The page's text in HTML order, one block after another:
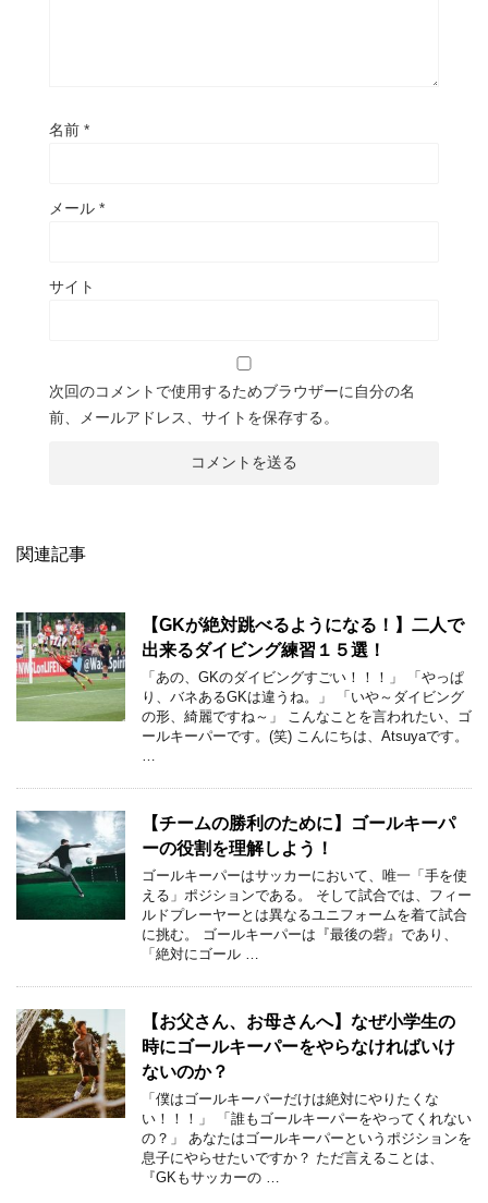
名前 *
メール *
サイト
次回のコメントで使用するためブラウザーに自分の名
前、メールアドレス、サイトを保存する。
関連記事
【GKが絶対跳べるようになる！】二人で
出来るダイビング練習１５選！
「あの、GKのダイビングすごい！！！」 「やっぱ
り、バネあるGKは違うね。」 「いや～ダイビング
の形、綺麗ですね～」 こんなことを言われたい、ゴ
ールキーパーです。(笑) こんにちは、Atsuyaです。
【チームの勝利のために】ゴールキーパ
ーの役割を理解しよう！
ゴールキーパーはサッカーにおいて、唯一「手を使
える」ポジションである。 そして試合では、フィー
ルドプレーヤーとは異なるユニフォームを着て試合
に挑む。 ゴールキーパーは『最後の砦』であり、
「絶対にゴール …
【お父さん、お母さんへ】なぜ小学生の
時にゴールキーパーをやらなければいけ
ないのか？
「僕はゴールキーパーだけは絶対にやりたくな
い！！！」 「誰もゴールキーパーをやってくれない
の？」 あなたはゴールキーパーというポジションを
息子にやらせたいですか？ ただ言えることは、
『GKもサッカーの …